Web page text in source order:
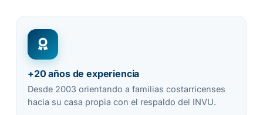
+20 años de experiencia
Desde 2003 orientando a familias costarricenses
hacia su casa propia con el respaldo del INVU.